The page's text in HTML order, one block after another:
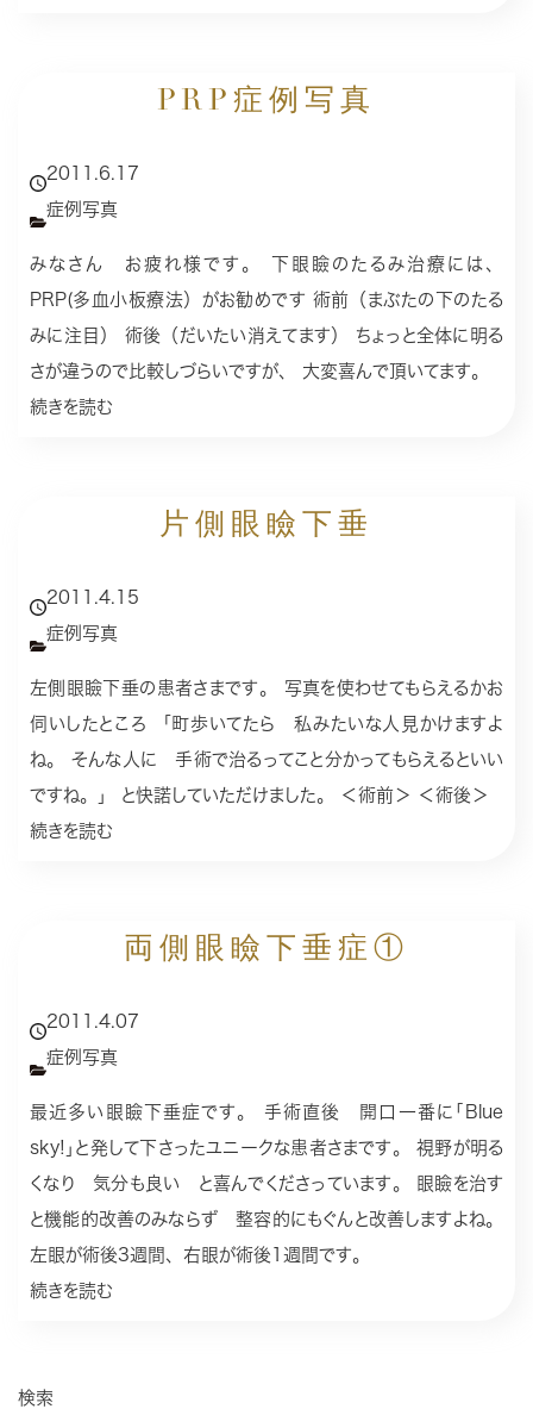
PRP症例写真
2011.6.17
症例写真
みなさん お疲れ様です。 下眼瞼のたるみ治療には、
PRP(多血小板療法）がお勧めです 術前（まぶたの下のたる
みに注目） 術後（だいたい消えてます） ちょっと全体に明る
さが違うので比較しづらいですが、 大変喜んで頂いてます。
続きを読む
片側眼瞼下垂
2011.4.15
症例写真
左側眼瞼下垂の患者さまです。 写真を使わせてもらえるかお
伺いしたところ 「町歩いてたら 私みたいな人見かけますよ
ね。 そんな人に 手術で治るってこと分かってもらえるといい
ですね。」 と快諾していただけました。 ＜術前＞ ＜術後＞
続きを読む
両側眼瞼下垂症①
2011.4.07
症例写真
最近多い眼瞼下垂症です。 手術直後 開口一番に｢Blue
sky!｣と発して下さったユニークな患者さまです。 視野が明る
くなり 気分も良い と喜んでくださっています。 眼瞼を治す
と機能的改善のみならず 整容的にもぐんと改善しますよね。
左眼が術後3週間、右眼が術後1週間です。
続きを読む
検索